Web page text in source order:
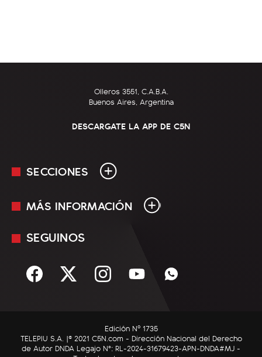
Olleros 3551, C.A.B.A.
Buenos Aires, Argentina
DESCARGATE LA APP DE C5N
SECCIONES
En Vivo
Sociedad
C5N Autos
MÁS INFORMACIÓN
Mediakit
Términos y condiciones
SEGUINOS
Edición Nº 1735
TELEPIU S.A. |© 2021 C5N.com - Dirección Nacional del Derecho
de Autor DNDA Legajo N°: RL-2024-31679423-APN-DNDA#MJ -